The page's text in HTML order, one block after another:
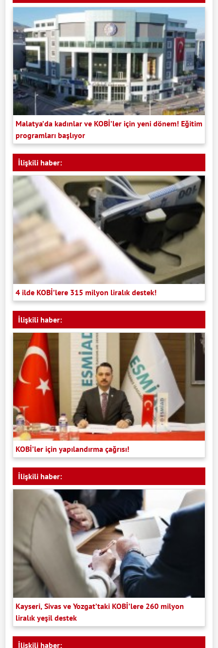
Malatya’da kadınlar ve KOBİ’ler için yeni dönem! Eğitim
programları başlıyor
İlişkili haber:
4 ilde KOBİ’lere 315 milyon liralık destek!
İlişkili haber:
KOBİ’ler için yapılandırma çağrısı!
İlişkili haber:
Kayseri, Sivas ve Yozgat’taki KOBİ’lere 260 milyon
liralık yeşil destek
İlişkili haber: